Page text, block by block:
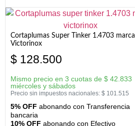
Cortaplumas Super Tinker 1.4703 marca
Victorinox
$ 128.500
Mismo precio en 3 cuotas de $ 42.833
miércoles y sábados
Precio sin impuestos nacionales: $ 101.515
5% OFF abonando con Transferencia
bancaria
10% OFF abonando con Efectivo